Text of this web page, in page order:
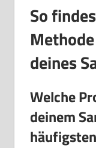
So
deines
Welche
deinem